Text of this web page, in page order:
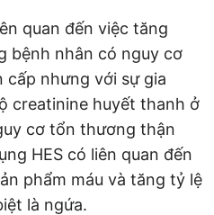
quan đến việc tăng
bệnh nhân có nguy cơ
nhưng với sự gia
creatinine huyết thanh ở
cơ tổn thương thận
HES có liên quan đến
phẩm máu và tăng tỷ lệ
là ngứa.